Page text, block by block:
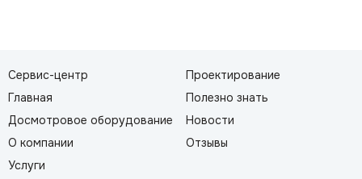
Сервис-центр
Главная
Досмотровое оборудование
О компании
Услуги
Проектирование
Полезно знать
Новости
Отзывы